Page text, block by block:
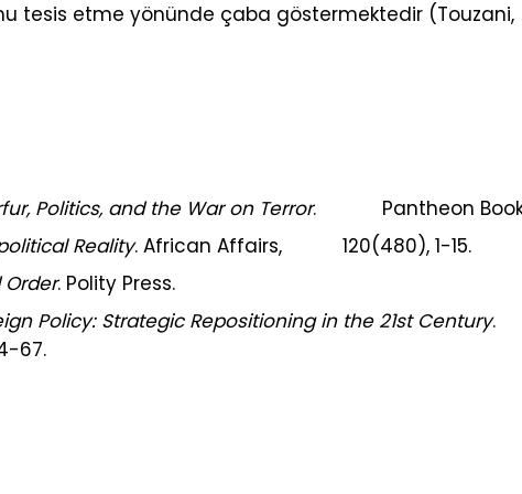
tesis etme yönünde çaba göstermektedir (Touzani,
Politics, and the War on Terror. Pantheon
Reality. African Affairs, 120(480), 1-15.
. Polity Press.
Policy: Strategic Repositioning in the 21st Century.
67.